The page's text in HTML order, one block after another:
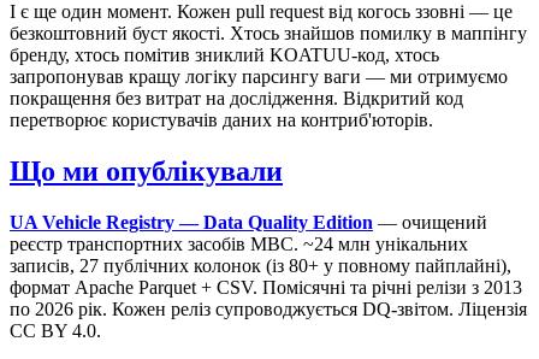
І є ще один момент. Кожен pull request від когось ззовні — це
безкоштовний буст якості. Хтось знайшов помилку в маппінгу
бренду, хтось помітив зниклий KOATUU-код, хтось
запропонував кращу логіку парсингу ваги — ми отримуємо
покращення без витрат на дослідження. Відкритий код
перетворює користувачів даних на контриб'юторів.
Що ми опублікували
UA Vehicle Registry — Data Quality Edition — очищений
реєстр транспортних засобів МВС. ~24 млн унікальних
записів, 27 публічних колонок (із 80+ у повному пайплайні),
формат Apache Parquet + CSV. Помісячні та річні релізи з 2013
по 2026 рік. Кожен реліз супроводжується DQ-звітом. Ліцензія
CC BY 4.0.